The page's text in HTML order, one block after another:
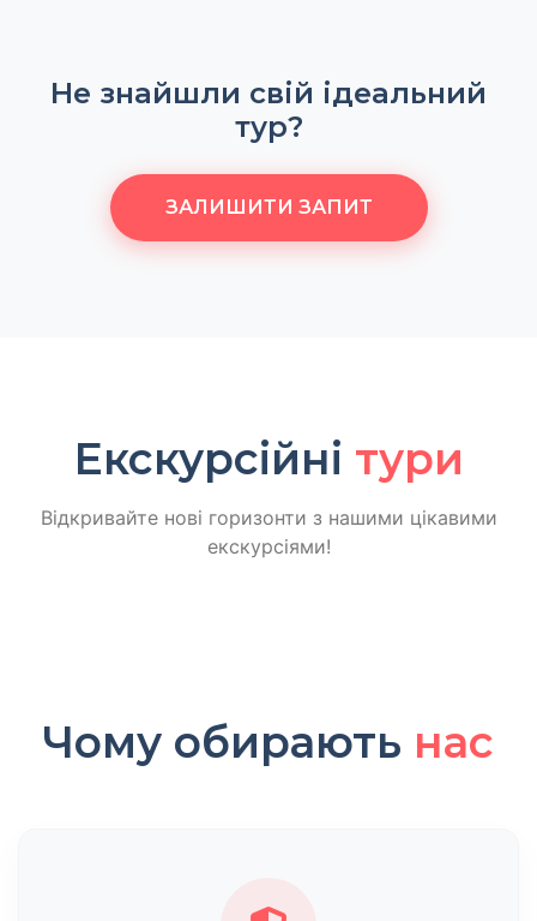
Не знайшли свій ідеальний
тур?
ЗАЛИШИТИ ЗАПИТ
Екскурсійні тури
Відкривайте нові горизонти з нашими цікавими
екскурсіями!
Чому обирають нас